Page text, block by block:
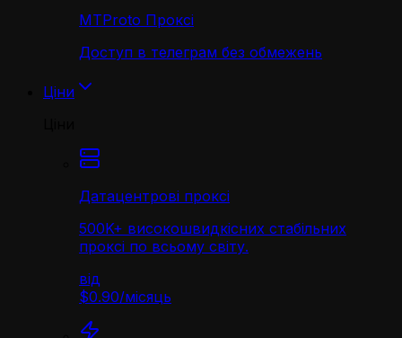
MTProto Проксі
Доступ в телеграм без обмежень
Ціни
Датацентрові проксі
500K+ високошвидкісних стабільних
проксі по всьому світу.
від
$0.90/місяць